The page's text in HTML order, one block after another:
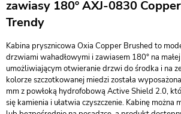
zawiasy 180º AXJ-0830
Trendy
Kabina prysznicowa Oxia Copper Brushed to
drzwiami wahadłowymi i zawiasem 180° na
umożliwiającym otwieranie drzwi do środka i na
kolorze szczotkowanej miedzi została
mm z powłoką hydrofobową Active Shield 2.0,
się kamienia i ułatwia czyszczenie. Kabinę można